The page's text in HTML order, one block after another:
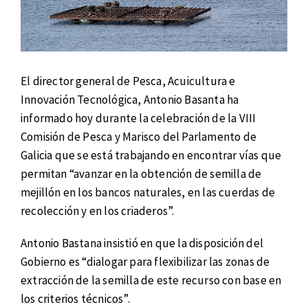
El director general de Pesca, Acuicultura e
Innovación Tecnológica, Antonio Basanta ha
informado hoy durante la celebración de la VIII
Comisión de Pesca y Marisco del Parlamento de
Galicia que se está trabajando en encontrar vías que
permitan “avanzar en la obtención de semilla de
mejillón en los bancos naturales, en las cuerdas de
recolección y en los criaderos”.
Antonio Bastana insistió en que la disposición del
Gobierno es “dialogar para flexibilizar las zonas de
extracción de la semilla de este recurso con base en
los criterios técnicos”.